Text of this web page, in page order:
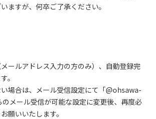
ますが、何卒ご了承ください。
ールアドレス入力の方のみ）、自動登録完
。
場合は、メール受信設定にて「@ohsawa-
メール受信が可能な設定に変更後、再度必
願いいたします。